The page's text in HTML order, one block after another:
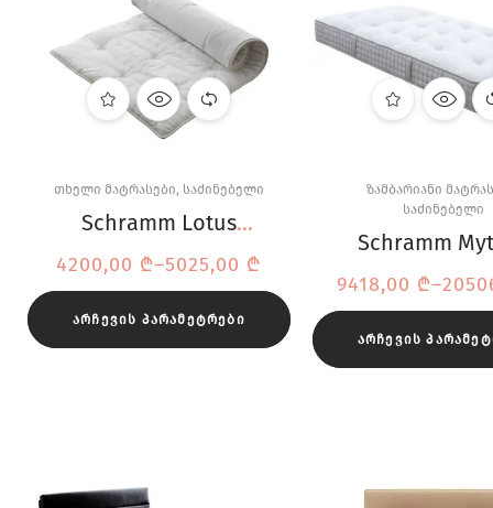
ᲗᲮᲔᲚᲘ ᲛᲐᲢᲠᲐᲡᲔᲑᲘ, ᲡᲐᲫᲘᲜᲔᲑᲔᲚᲘ
Schramm Lotus
ტოპერი
4200,00 ₾–5025,00 ₾
ᲐᲠᲩᲔᲕᲘᲡ ᲞᲐᲠᲐᲛᲔᲢᲠᲔᲑᲘ
ᲖᲐᲛᲑᲐᲠᲘᲐᲜᲘ
ᲡᲐᲫᲘᲜᲔᲑᲔᲚᲘ
Schramm
9418,00 ₾–
ᲐᲠᲩᲔᲕᲘᲡ